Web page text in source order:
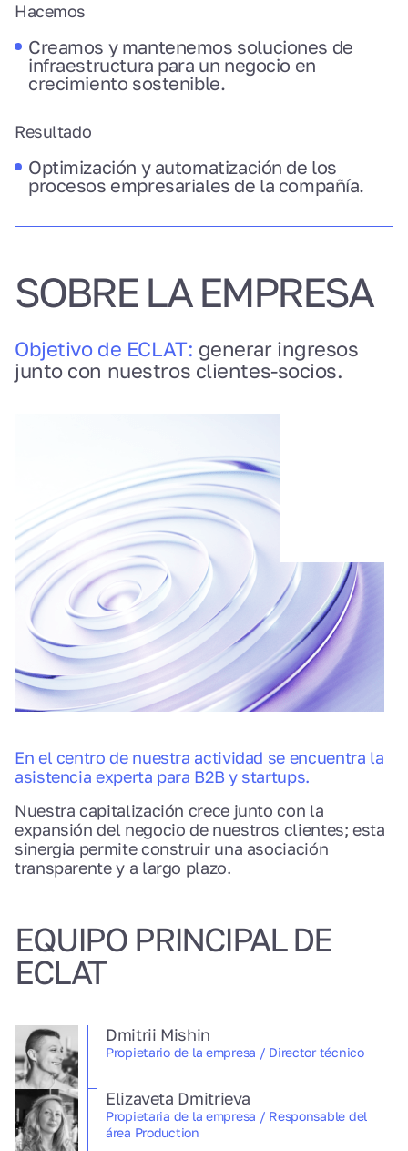
Hacemos
Creamos y mantenemos soluciones de
infraestructura para un negocio en
crecimiento sostenible.
Resultado
Optimización y automatización de los
procesos empresariales de la compañía.
SOBRE LA EMPRESA
Objetivo de ECLAT: generar ingresos
junto con nuestros clientes-socios.
En el centro de nuestra actividad se encuentra la
asistencia experta para B2B y startups.
Nuestra capitalización crece junto con la
expansión del negocio de nuestros clientes; esta
sinergia permite construir una asociación
transparente y a largo plazo.
EQUIPO PRINCIPAL DE
ECLAT
Dmitrii Mishin
Propietario de la empresa / Director técnico
Elizaveta Dmitrieva
Propietaria de la empresa / Responsable del
área Production